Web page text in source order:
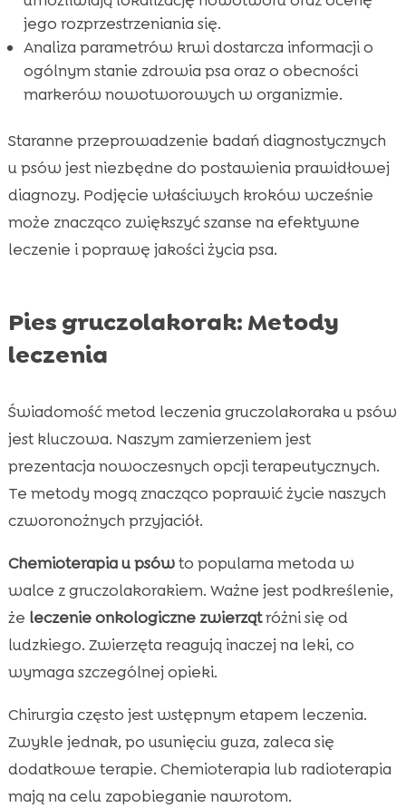
jego rozprzestrzeniania się.
Analiza parametrów krwi dostarcza informacji o
ogólnym stanie zdrowia psa oraz o obecności
markerów nowotworowych w organizmie.
Staranne przeprowadzenie badań diagnostycznych
u psów jest niezbędne do postawienia prawidłowej
diagnozy. Podjęcie właściwych kroków wcześnie
może znacząco zwiększyć szanse na efektywne
leczenie i poprawę jakości życia psa.
Pies gruczolakorak: Metody
leczenia
Świadomość metod leczenia gruczolakoraka u psów
jest kluczowa. Naszym zamierzeniem jest
prezentacja nowoczesnych opcji terapeutycznych.
Te metody mogą znacząco poprawić życie naszych
czworonożnych przyjaciół.
Chemioterapia u psówto popularna metoda w
walce z gruczolakorakiem. Ważne jest podkreślenie,
że leczenie onkologiczne zwierzątróżni się od
ludzkiego. Zwierzęta reagują inaczej na leki, co
wymaga szczególnej opieki.
Chirurgia często jest wstępnym etapem leczenia.
Zwykle jednak, po usunięciu guza, zaleca się
dodatkowe terapie. Chemioterapia lub radioterapia
mają na celu zapobieganie nawrotom.